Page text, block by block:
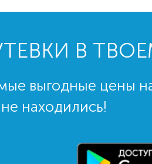
В
выгодные цены
находились!